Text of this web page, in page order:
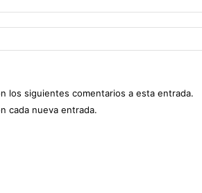
los siguientes comentarios a esta entrada.
cada nueva entrada.